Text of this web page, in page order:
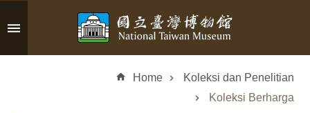
Skip to main content
Home
Koleksi dan Penelitian
Koleksi Berharga